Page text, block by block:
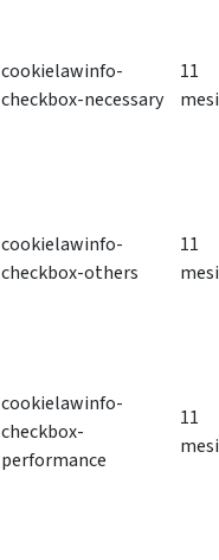
cookielawinfo-
checkbox-necessary
11
mesi
cookielawinfo-
checkbox-others
11
mesi
cookielawinfo-
checkbox-
performance
11
mesi